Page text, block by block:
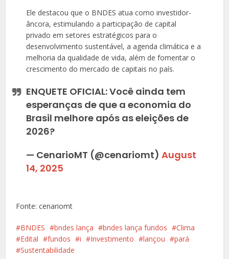
Ele destacou que o BNDES atua como investidor-
âncora, estimulando a participação de capital
privado em setores estratégicos para o
desenvolvimento sustentável, a agenda climática e a
melhoria da qualidade de vida, além de fomentar o
crescimento do mercado de capitais no país.
ENQUETE OFICIAL: Você ainda tem
esperanças de que a economia do
Brasil melhore após as eleições de
2026?
— CenarioMT (@cenariomt)August
14, 2025
Fonte: cenariomt
BNDES bndes lança bndes lança fundos
Clima
Edital
fundos i Investimento lançou
pará
Sustentabilidade